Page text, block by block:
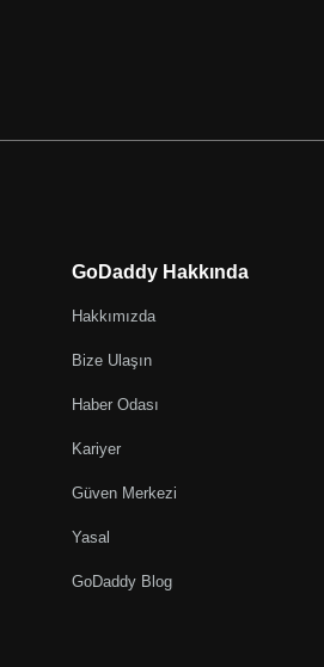
GoDaddy Hakkında
Hakkımızda
Bize Ulaşın
Haber Odası
Kariyer
Güven Merkezi
Yasal
GoDaddy Blog